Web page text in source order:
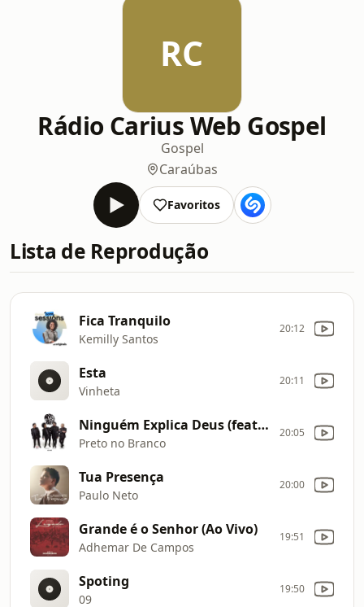
RC
Rádio Carius Web Gospel
Gospel
Caraúbas
Favoritos
Lista de Reprodução
Fica Tranquilo
Kemilly Santos
20:12
Esta
Vinheta
20:11
Ninguém Explica Deus (feat. Gabriela Rocha) (Ao Vivo)
Preto no Branco
20:05
Tua Presença
Paulo Neto
20:00
Grande é o Senhor (Ao Vivo)
Adhemar De Campos
19:51
Spoting
09
19:50